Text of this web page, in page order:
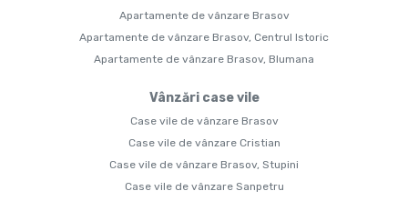
Apartamente de vânzare Brasov
Apartamente de vânzare Brasov, Centrul Istoric
Apartamente de vânzare Brasov, Blumana
Vânzări case vile
Case vile de vânzare Brasov
Case vile de vânzare Cristian
Case vile de vânzare Brasov, Stupini
Case vile de vânzare Sanpetru